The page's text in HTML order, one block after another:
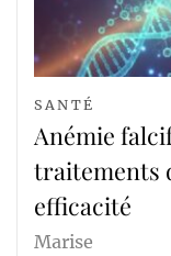
SANTÉ
Anémie
traitements
efficacité
Marise